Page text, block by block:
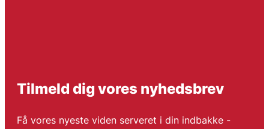
Tilmeld dig vores nyhedsbrev
Få vores nyeste viden serveret i din indbakke -